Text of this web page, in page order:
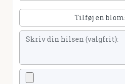
Tilføj en